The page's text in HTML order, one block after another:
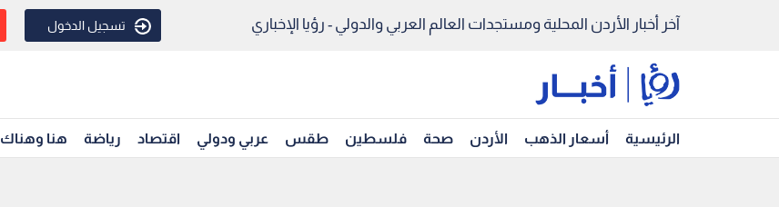
آخر أخبار الأردن المحلية ومستجدات العالم العربي والدولي - رؤيا الإخباري تسجيل الدخول
الرئيسية أسعار الذهب الأردن صحة فلسطين طقس عربي ودولي اقتصاد رياضة هنا وهناك